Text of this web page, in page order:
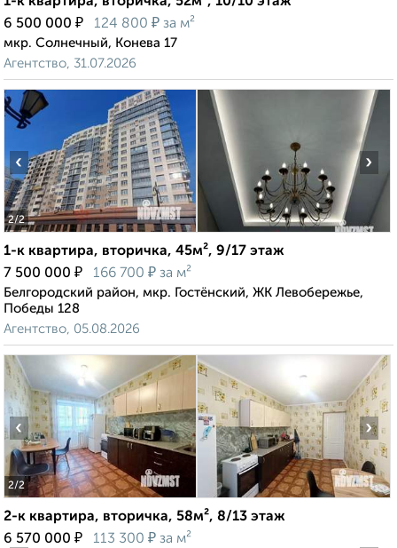
6 500 000 ₽ 124 800 ₽ за м²
мкр. Солнечный, Конева 17
Агентство, 31.07.2026
2/2
‹ ›
1-к квартира, вторичка, 45м², 9/17 этаж
7 500 000 ₽ 166 700 ₽ за м²
Белгородский район, мкр. Гостёнский, ЖК Левобережье,
Победы 128
Агентство, 05.08.2026
2/2
‹ ›
2-к квартира, вторичка, 58м², 8/13 этаж
6 570 000 ₽ 113 300 ₽ за м²